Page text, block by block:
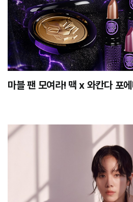
마블 팬 모여라! 맥 x 와칸다 포